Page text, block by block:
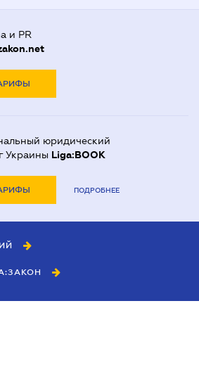
и PR
юридический
Украины Liga:BOOK
ПОДРОБНЕЕ